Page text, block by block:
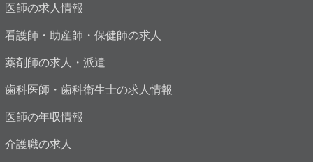
医師の求人情報
看護師・助産師・保健師の求人
薬剤師の求人・派遣
歯科医師・歯科衛生士の求人情報
医師の年収情報
介護職の求人